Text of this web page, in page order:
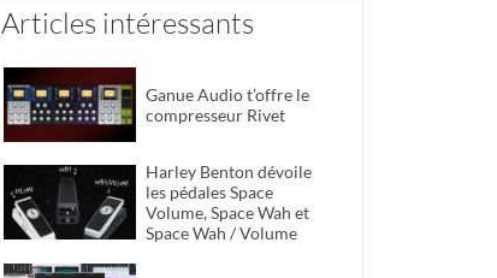
Articles intéressants
Ganue Audio t’offre le
compresseur Rivet
Harley Benton dévoile
les pédales Space
Volume, Space Wah et
Space Wah / Volume